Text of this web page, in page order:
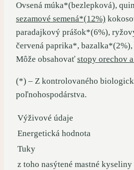
Ovsená múka*(bezlepková),
sezamové semená*(12%)
paradajkový prášok*(6%),
červená paprika*,
Môže obsahovať stopy orechov
(*) – Z kontrolovaného
poľnohospodárstva.
Výživové údaje
Energetická hodnota
Tuky
z toho nasýtené mastné kyseliny